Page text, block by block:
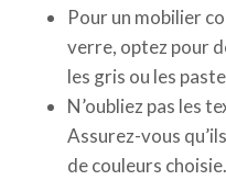
Pour un mobilier
verre, optez pour
les gris ou les
N’oubliez pas les
Assurez-vous
de couleurs choisie.